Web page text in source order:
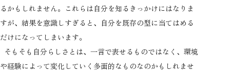
るかもしれません。これらは自分を知るきっかけにはなりま
すが、結果を意識しすぎると、自分を既存の型に当てはめる
だけになってしまいます。
そもそも自分らしさとは、一言で表せるものではなく、環境
や経験によって変化していく多面的なものなのかもしれませ